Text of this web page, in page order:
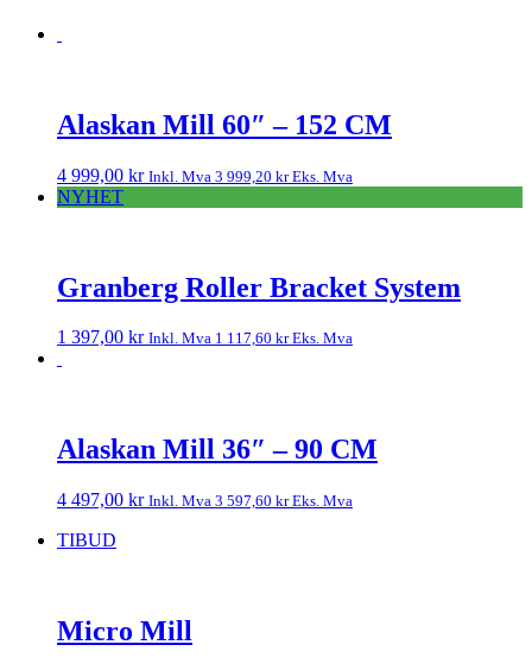
Alaskan Mill 60″ – 152 CM
4 999,00 kr Inkl. Mva 3 999,20 krEks. Mva
NYHET
Granberg Roller Bracket System
1 397,00 kr Inkl. Mva 1 117,60 krEks. Mva
Alaskan Mill 36″ – 90 CM
4 497,00 kr Inkl. Mva 3 597,60 krEks. Mva
TIBUD
Micro Mill